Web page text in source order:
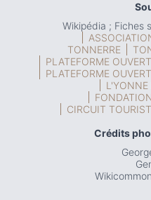
Wikipédia ; Fiches
TONNERRE
PLATEFORME
PLATEFORME
L'YONNE
CIRCUIT
Crédits